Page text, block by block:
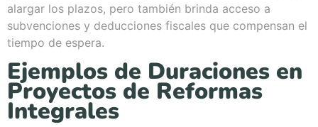
alargar los plazos, pero también brinda acceso a
subvenciones y deducciones fiscales que compensan el
tiempo de espera.
Ejemplos de Duraciones en
Proyectos de Reformas
Integrales